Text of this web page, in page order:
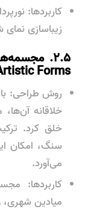
کاربردها:
زیباسازی نمای
Forms)
روش طراحی:
خلاقانه
خلق کرد.
سنگ، امکان
می‌آورد.
کاربردها:
میادین